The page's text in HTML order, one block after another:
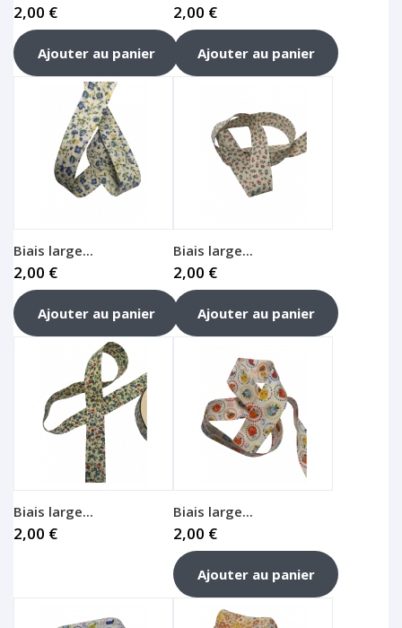
2,00 €
Ajouter au panier
2,00 €
Ajouter au panier
Biais large...
2,00 €
Ajouter au panier
Biais large...
2,00 €
Ajouter au panier
Biais large...
2,00 €
Biais large...
2,00 €
Ajouter au panier